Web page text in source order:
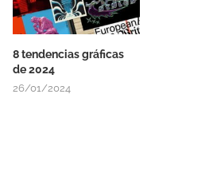
8 tendencias gráficas
de 2024
26/01/2024